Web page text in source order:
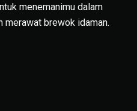
menemanimu dalam
merawat brewok idaman.